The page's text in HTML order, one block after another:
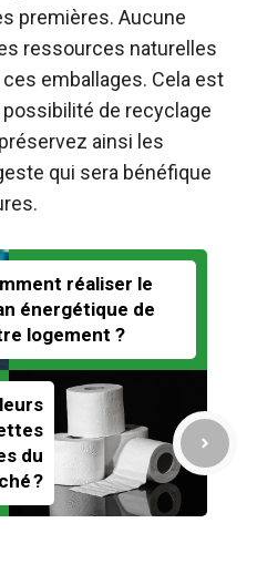
premières. Aucune
ressources naturelles
emballages. Cela est
de recyclage
ainsi les
qui sera bénéfique
réaliser le
énergétique de
logement ?
du
?